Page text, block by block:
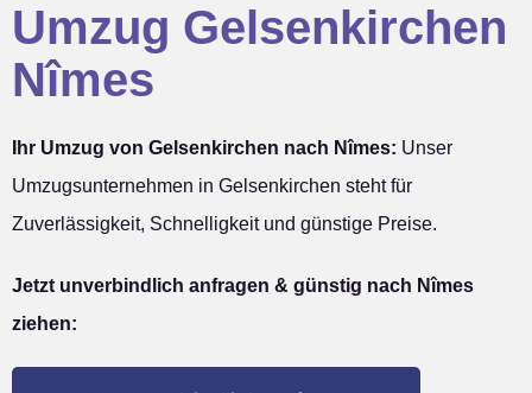
Umzug Gelsenkirchen
Nîmes
Ihr Umzug von Gelsenkirchen nach Nîmes: Unser
Umzugsunternehmen in Gelsenkirchen steht für
Zuverlässigkeit, Schnelligkeit und günstige Preise.
Jetzt unverbindlich anfragen & günstig nach Nîmes
ziehen: